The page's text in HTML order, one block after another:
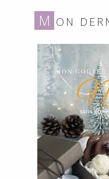
ni
M ON